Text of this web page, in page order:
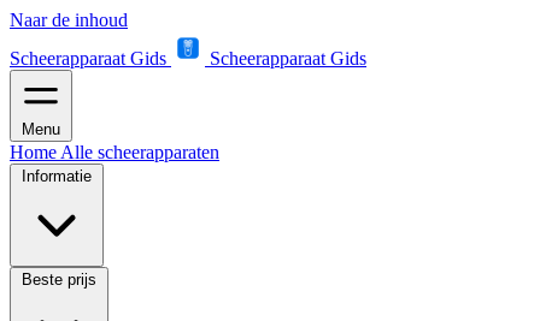
Naar de inhoud
Scheerapparaat Gids
Scheerapparaat Gids
Menu
Home Alle scheerapparaten
Informatie
Beste prijs